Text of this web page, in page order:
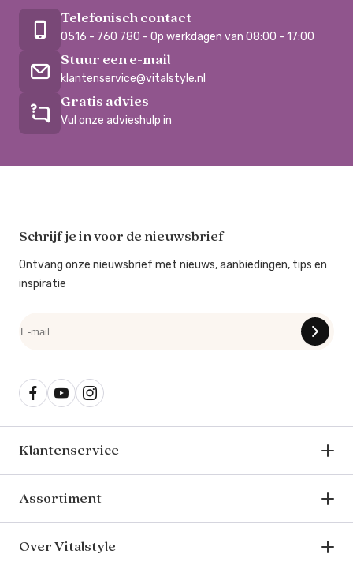
Telefonisch contact
0516 - 760 780 - Op werkdagen van 08:00 - 17:00
Stuur een e-mail
klantenservice@vitalstyle.nl
Gratis advies
Vul onze advieshulp in
Schrijf je in voor de nieuwsbrief
Ontvang onze nieuwsbrief met nieuws, aanbiedingen, tips en
inspiratie
Klantenservice
Assortiment
Over Vitalstyle